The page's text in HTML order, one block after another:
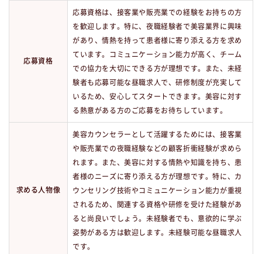
応募資格
応募資格は、接客業や販売業での経験をお持ちの方
を歓迎します。特に、夜職経験者で美容業界に興味
があり、情熱を持って患者様に寄り添える方を求め
ています。コミュニケーション能力が高く、チーム
での協力を大切にできる方が理想です。また、未経
験者も応募可能な昼職求人で、研修制度が充実して
いるため、安心してスタートできます。美容に対す
る熱意がある方のご応募をお待ちしています。
求める人物像
美容カウンセラーとして活躍するためには、接客業
や販売業での夜職経験などの顧客折衝経験が求めら
れます。また、美容に対する情熱や知識を持ち、患
者様のニーズに寄り添える方が理想です。特に、カ
ウンセリング技術やコミュニケーション能力が重視
されるため、関連する資格や研修を受けた経験があ
ると尚良いでしょう。未経験者でも、意欲的に学ぶ
姿勢がある方は歓迎します。未経験可能な昼職求人
です。